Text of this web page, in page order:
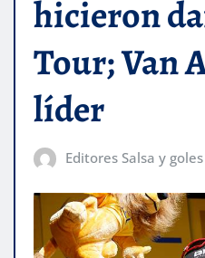
hicieron
Tour; Van
líder
Editores Salsa y goles